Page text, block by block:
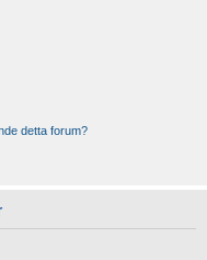
detta forum?